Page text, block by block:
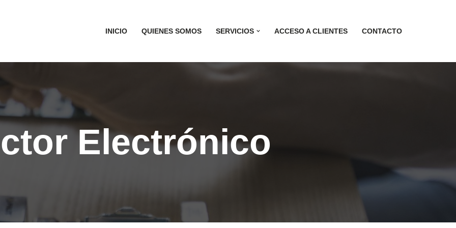
INICIO QUIENES SOMOS SERVICIOS ACCESO A CLIENTES CONTACTO
Electrónico